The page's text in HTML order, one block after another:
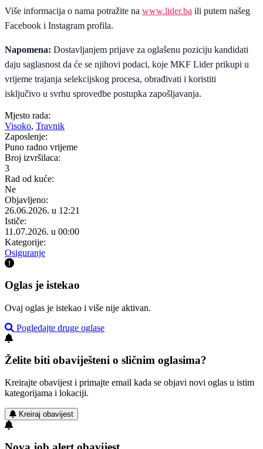
Više informacija o nama potražite na www.lider.ba ili putem našeg
Facebook i Instagram profila.
Napomena: Dostavljanjem prijave za oglašenu poziciju kandidati
daju saglasnost da će se njihovi podaci, koje MKF Lider prikupi u
vrijeme trajanja selekcijskog procesa, obrađivati i koristiti
isključivo u svrhu sprovedbe postupka zapošljavanja.
Mjesto rada:
Visoko, Travnik
Zaposlenje:
Puno radno vrijeme
Broj izvršilaca:
3
Rad od kuće:
Ne
Objavljeno:
26.06.2026. u 12:21
Ističe:
11.07.2026. u 00:00
Kategorije:
Osiguranje
Oglas je istekao
Ovaj oglas je istekao i više nije aktivan.
Pogledajte druge oglase
Želite biti obaviješteni o sličnim oglasima?
Kreirajte obavijest i primajte email kada se objavi novi oglas u istim
kategorijama i lokaciji.
Kreiraj obavijest